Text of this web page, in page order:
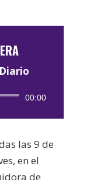
00:00
las 9 de
en el
de